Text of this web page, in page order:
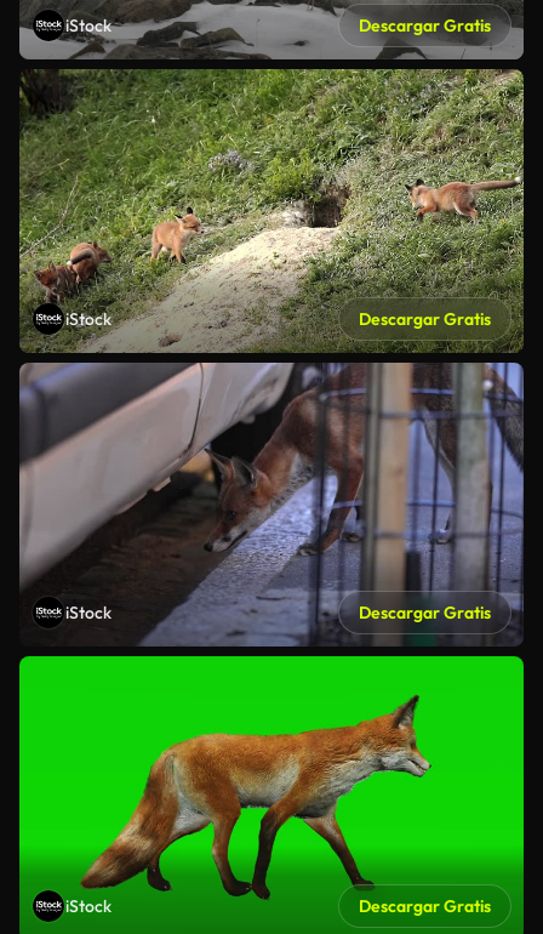
iStock Descargar Gratis
iStock Descargar Gratis
iStock Descargar Gratis
iStock Descargar Gratis